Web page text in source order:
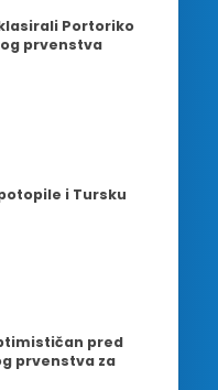
Portoriko
prvenstva
i Tursku
pred
prvenstva za